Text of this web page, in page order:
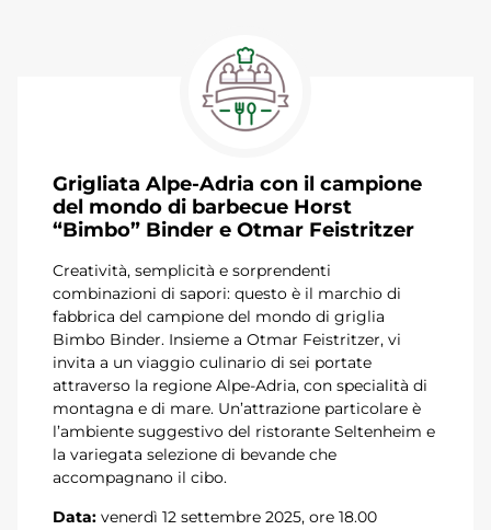
Grigliata Alpe-Adria con il campione
del mondo di barbecue Horst
“Bimbo” Binder e Otmar Feistritzer
Creatività, semplicità e sorprendenti
combinazioni di sapori: questo è il marchio di
fabbrica del campione del mondo di griglia
Bimbo Binder. Insieme a Otmar Feistritzer, vi
invita a un viaggio culinario di sei portate
attraverso la regione Alpe-Adria, con specialità di
montagna e di mare. Un’attrazione particolare è
l’ambiente suggestivo del ristorante Seltenheim e
la variegata selezione di bevande che
accompagnano il cibo.
Data: venerdì 12 settembre 2025, ore 18.00